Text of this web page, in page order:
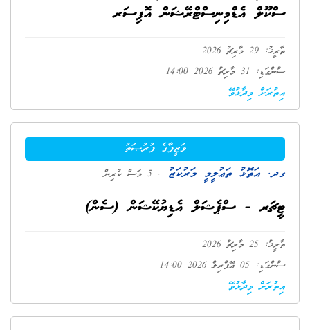
ސްކޫލް އެޑްމިނިސްޓްރޭޝަން އޮފިސަރ
ތާރީޚު: 29 މާރިޗު 2026
ސުންގަޑި: 31 މާރިޗު 2026 14:00
އިތުރަށް ވިދާޅުވޭ
ވަޒީފާގެ ފުރުޞަތު
ގދ. އަތޮޅު ތަޢުލީމީ މަރުކަޒު . 5 މަސް ކުރިން
ޓީޗަރ - ސްޕެޝަލް އެޑިޔުކޭޝަން (ސެން)
ތާރީޚު: 25 މާރިޗު 2026
ސުންގަޑި: 05 އޭޕްރިލް 2026 14:00
އިތުރަށް ވިދާޅުވޭ